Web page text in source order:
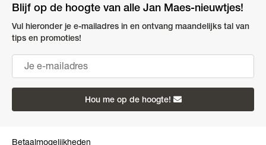
Blijf op de hoogte van alle Jan Maes-nieuwtjes!
Vul hieronder je e-mailadres in en ontvang maandelijks tal van
tips en promoties!
Hou me op de hoogte!
Betaalmogelijkheden